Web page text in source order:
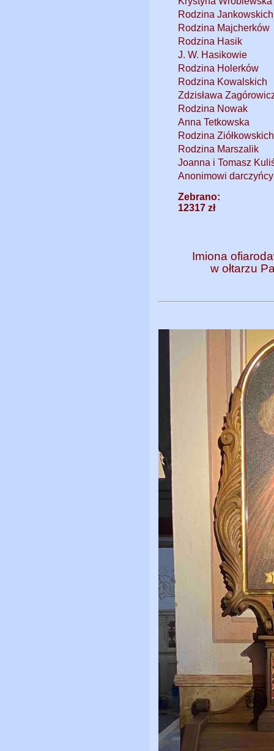
Rodzina
Rodzina Majcherków
Rodzina Hasik
J. W. Hasikowie
Rodzina Holerków
Rodzina Kowalskich
Zdzisława
Rodzina Nowak
Anna Tetkowska
Rodzina Ziółkowskich
Rodzina Marszalik
Joanna i Tomasz
Anonimowi darczyńcy
Zebrano:
12317 zł
Imiona
w ołtarzu